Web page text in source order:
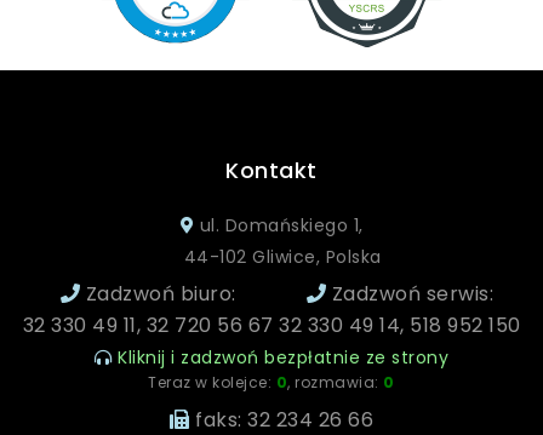
Kontakt
ul. Domańskiego 1,
44-102 Gliwice, Polska
Zadzwoń biuro:
32 330 49 11, 32 720 56 67
Zadzwoń serwis:
32 330 49 14, 518 952 150
Kliknij i zadzwoń bezpłatnie ze strony
Teraz w kolejce: 0, rozmawia: 0
faks: 32 234 26 66